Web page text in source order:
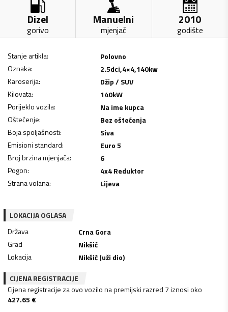
Dizel
gorivo
Manuelni
mjenjač
2010
godište
Stanje artikla:
Polovno
Oznaka:
2.5dci,4×4,140kw
Karoserija:
Džip / SUV
Kilovata: 140kW
Porijeklo vozila:
Na ime kupca
Oštećenje:
Bez oštećenja
Boja spoljašnosti:
Siva
Emisioni standard:
Euro 5
Broj brzina mjenjača:
6
Pogon:
4x4 Reduktor
Strana volana: Lijeva
LOKACIJA OGLASA
Država
Crna Gora
Grad
Nikšić
Lokacija
Nikšić (uži dio)
CIJENA REGISTRACIJE
Cijena registracije za ovo vozilo na premijski razred 7 iznosi oko
427.65 €